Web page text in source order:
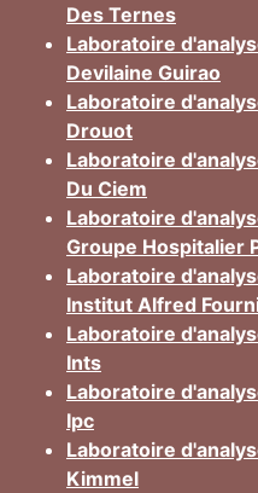
Des Ternes
Laboratoire
Devilaine Guirao
Laboratoire
Drouot
Laboratoire
Du Ciem
Laboratoire
Groupe Hospitalier
Laboratoire
Institut Alfred
Laboratoire
Ints
Laboratoire
Ipc
Laboratoire
Kimmel